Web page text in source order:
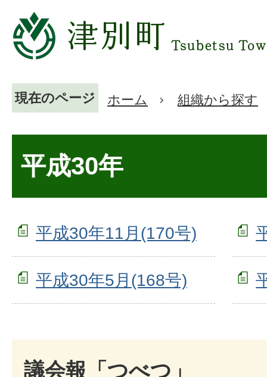
現在のページ ホーム 組織から探す
平成30年
平成30年11月(170号)
平成30年5月(168号)
議会報「つべつ」